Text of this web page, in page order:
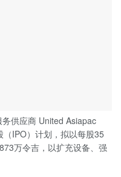
供应商 United Asiapac
IPO）计划，拟以每股35
万令吉，以扩充设备、强